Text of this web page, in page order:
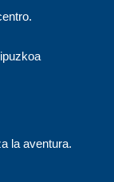
la aventura.